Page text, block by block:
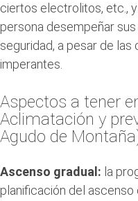
ciertos electrolitos, etc.,
persona desempeñar
seguridad, a pesar de las
imperantes.
Aspectos a tener
Aclimatación y
Agudo de
Ascenso gradual: la
planificación del ascenso